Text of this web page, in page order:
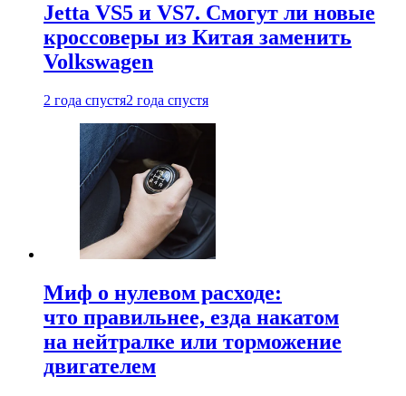
Jetta VS5 и VS7. Смогут ли новые
кроссоверы из Китая заменить
Volkswagen
2 года спустя2 года спустя
Миф о нулевом расходе:
что правильнее, езда накатом
на нейтралке или торможение
двигателем